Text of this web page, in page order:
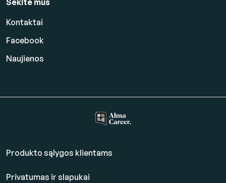
Sekite mus
Kontaktai
Facebook
Naujienos
Produkto sąlygos klientams
Privatumas ir slapukai